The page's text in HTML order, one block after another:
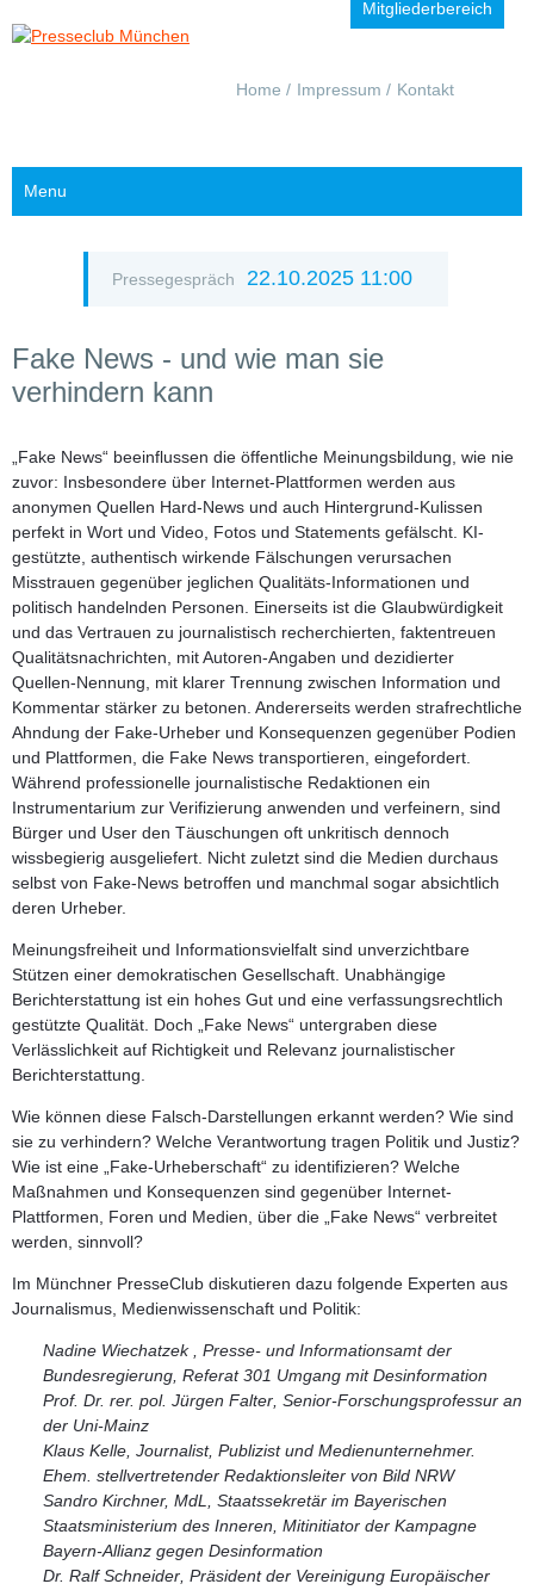
Mitgliederbereich
Navigation
Home Impressum Kontakt
Menu
Pressegespräch 22.10.2025 11:00
Fake News - und wie man sie
verhindern kann
„Fake News“ beeinflussen die öffentliche Meinungsbildung, wie nie
zuvor: Insbesondere über Internet-Plattformen werden aus
anonymen Quellen Hard-News und auch Hintergrund-Kulissen
perfekt in Wort und Video, Fotos und Statements gefälscht. KI-
gestützte, authentisch wirkende Fälschungen verursachen
Misstrauen gegenüber jeglichen Qualitäts-Informationen und
politisch handelnden Personen. Einerseits ist die Glaubwürdigkeit
und das Vertrauen zu journalistisch recherchierten, faktentreuen
Qualitätsnachrichten, mit Autoren-Angaben und dezidierter
Quellen-Nennung, mit klarer Trennung zwischen Information und
Kommentar stärker zu betonen. Andererseits werden strafrechtliche
Ahndung der Fake-Urheber und Konsequenzen gegenüber Podien
und Plattformen, die Fake News transportieren, eingefordert.
Während professionelle journalistische Redaktionen ein
Instrumentarium zur Verifizierung anwenden und verfeinern, sind
Bürger und User den Täuschungen oft unkritisch dennoch
wissbegierig ausgeliefert. Nicht zuletzt sind die Medien durchaus
selbst von Fake-News betroffen und manchmal sogar absichtlich
deren Urheber.
Meinungsfreiheit und Informationsvielfalt sind unverzichtbare
Stützen einer demokratischen Gesellschaft. Unabhängige
Berichterstattung ist ein hohes Gut und eine verfassungsrechtlich
gestützte Qualität. Doch „Fake News“ untergraben diese
Verlässlichkeit auf Richtigkeit und Relevanz journalistischer
Berichterstattung.
Wie können diese Falsch-Darstellungen erkannt werden? Wie sind
sie zu verhindern? Welche Verantwortung tragen Politik und Justiz?
Wie ist eine „Fake-Urheberschaft“ zu identifizieren? Welche
Maßnahmen und Konsequenzen sind gegenüber Internet-
Plattformen, Foren und Medien, über die „Fake News“ verbreitet
werden, sinnvoll?
Im Münchner PresseClub diskutieren dazu folgende Experten aus
Journalismus, Medienwissenschaft und Politik:
Nadine Wiechatzek , Presse- und Informationsamt der
Bundesregierung, Referat 301 Umgang mit Desinformation
Prof. Dr. rer. pol. Jürgen Falter, Senior-Forschungsprofessur an
der Uni-Mainz
Klaus Kelle, Journalist, Publizist und Medienunternehmer.
Ehem. stellvertretender Redaktionsleiter von Bild NRW
Sandro Kirchner, MdL, Staatssekretär im Bayerischen
Staatsministerium des Inneren, Mitinitiator der Kampagne
Bayern-Allianz gegen Desinformation
Dr. Ralf Schneider, Präsident der Vereinigung Europäischer